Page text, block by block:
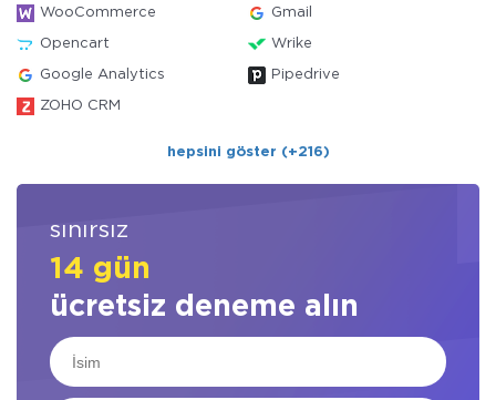
WooCommerce Gmail
Opencart Wrike
Google Analytics Pipedrive
ZOHO CRM
hepsini göster (+216)
sınırsız
14 gün
ücretsiz deneme alın